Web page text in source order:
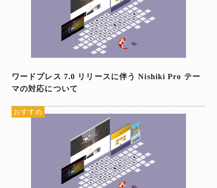
ワードプレス 7.0 リリースに伴う Nishiki Pro テー
マの対応について
おすすめ